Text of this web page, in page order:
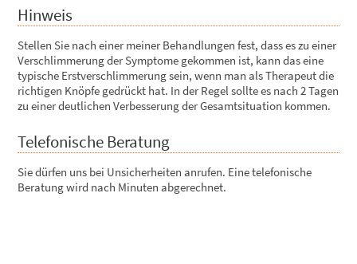
Hinweis
Stellen Sie nach einer meiner Behandlungen fest, dass es zu einer
Verschlimmerung der Symptome gekommen ist, kann das eine
typische Erstverschlimmerungsein, wenn man als Therapeut die
richtigen Knöpfe gedrückt hat. In der Regel sollte es nach 2 Tagen
zu einer deutlichenVerbesserung der Gesamtsituation kommen.
Telefonische Beratung
Sie dürfen uns bei Unsicherheiten anrufen. Eine telefonische
Beratung wird nach Minuten abgerechnet.